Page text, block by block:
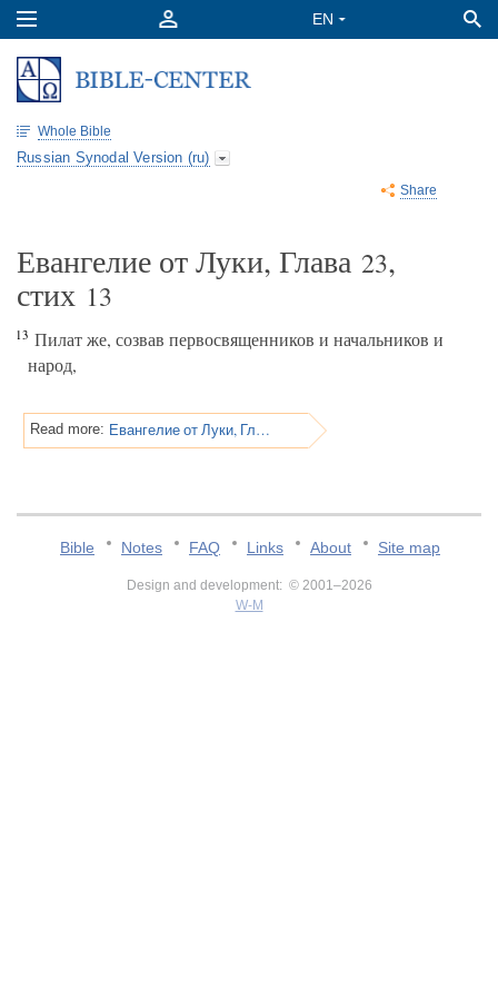
Whole Bible
Russian Synodal Version (ru)
Share
Евангелие от Луки, Глава 23,
стих 13
13 Пилат же, созвав первосвященников и начальников и
народ,
Read more: Евангелие от Луки, Глава 23
Bible Notes FAQ Links About Site map
Design and development: © 2001–2026
W-M